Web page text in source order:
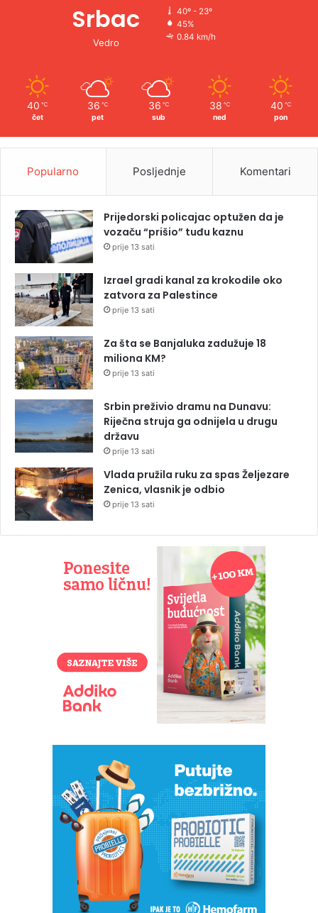
Srbac
Vedro
40º - 23º
45%
0.84 km/h
40 ℃
čet
36 ℃
pet
36 ℃
sub
38 ℃
ned
40 ℃
pon
Popularno Posljednje Komentari
Prijedorski policajac optužen da je
vozaču “prišio” tuđu kaznu
prije 13 sati
Izrael gradi kanal za krokodile oko
zatvora za Palestince
prije 13 sati
Za šta se Banjaluka zadužuje 18
miliona KM?
prije 13 sati
Srbin preživio dramu na Dunavu:
Riječna struja ga odnijela u drugu
državu
prije 13 sati
Vlada pružila ruku za spas Željezare
Zenica, vlasnik je odbio
prije 13 sati